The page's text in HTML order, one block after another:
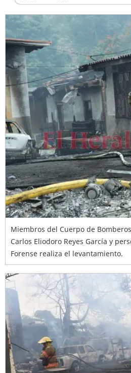
Miembros del Cuerpo de
Carlos Eliodoro Reyes García y
Forense realiza el levantamiento.